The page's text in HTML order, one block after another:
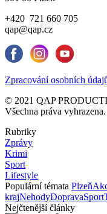
+420 721 660 705
qap@qap.cz
Zpracování osobních
© 2021 QAP
Všechna práva vyhrazena.
Rubriky
Zprávy
Krimi
Sport
Lifestyle
Populární témata Plzeň
krajNehodyDopravaSport
Nejčtenější články